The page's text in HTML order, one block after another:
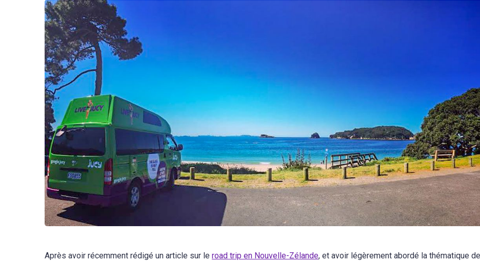
Après avoir récemment rédigé un article sur le road trip en Nouvelle-Zélande, et avoir légèrement abordé la thématique